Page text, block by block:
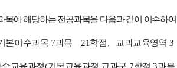
목에 해당하는 전공과목을 다음과 같이 이수하여
본이수과목 7과목 21학점, 교과교육영역3